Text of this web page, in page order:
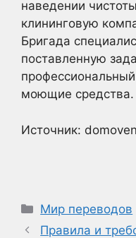
наведении
клининговую
Бригада
поставленную
моющие средства.
Источник:
Рубрики
Мир переводов
Правила и